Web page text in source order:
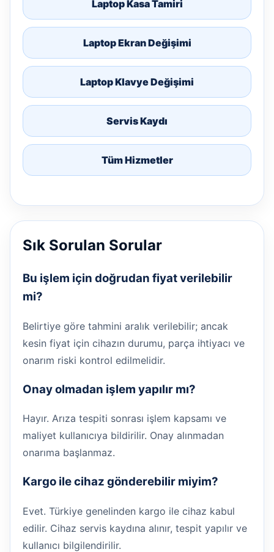
Laptop Kasa Tamiri
Laptop Ekran Değişimi
Laptop Klavye Değişimi
Servis Kaydı
Tüm Hizmetler
Sık Sorulan Sorular
Bu işlem için doğrudan fiyat verilebilir
mi?
Belirtiye göre tahmini aralık verilebilir; ancak
kesin fiyat için cihazın durumu, parça ihtiyacı ve
onarım riski kontrol edilmelidir.
Onay olmadan işlem yapılır mı?
Hayır. Arıza tespiti sonrası işlem kapsamı ve
maliyet kullanıcıya bildirilir. Onay alınmadan
onarıma başlanmaz.
Kargo ile cihaz gönderebilir miyim?
Evet. Türkiye genelinden kargo ile cihaz kabul
edilir. Cihaz servis kaydına alınır, tespit yapılır ve
kullanıcı bilgilendirilir.